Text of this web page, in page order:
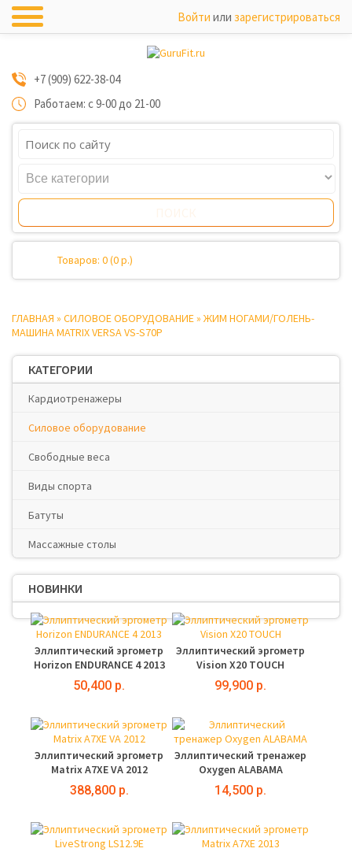
Войти или зарегистрироваться
+7 (909) 622-38-04
Работаем: с 9-00 до 21-00
Товаров: 0 (0 р.)
ГЛАВНАЯ » СИЛОВОЕ ОБОРУДОВАНИЕ» ЖИМ НОГАМИ/ГОЛЕНЬ-
МАШИНА MATRIX VERSA VS-S70P
КАТЕГОРИИ
Кардиотренажеры
Силовое оборудование
Свободные веса
Виды спорта
Батуты
Массажные столы
НОВИНКИ
Эллиптический эргометр
Horizon ENDURANCE 4 2013
50,400 р.
Эллиптический эргометр
Vision X20 TOUCH
99,900 р.
Эллиптический эргометр
Matrix A7XE VA 2012
388,800 р.
Эллиптический тренажер
Oxygen ALABAMA
14,500 р.